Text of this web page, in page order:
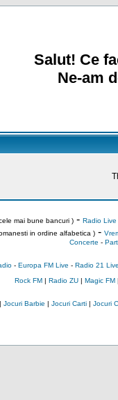
Salut! Ce
Ne-am
mai bune bancuri )- Radio Live
in ordine alfabetica )-
Concerte -
- Europa FM Live - Radio 21 Live
Rock FM| Radio ZU| Magic FM|
| Jocuri Barbie | Jocuri Carti| Jocuri